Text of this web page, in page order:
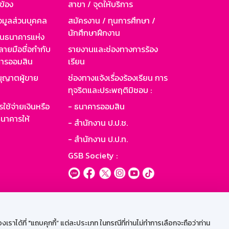
ได้ที่ "แถบคุกกี้” แต่ละประเภท ในกรณีที่ท่านไม่ทำการเลือกจะถือว่าท่าน
อง
มูลส่วนบุคคล
นาคารแห่ง
ายมือชื่อกำกับ
รออมสิน
ญาตผู้ขาย
ช้จ่ายเงินหรือ
คารให้
สาขา / จุดให้บริการ
สมัครงาน / ทุนการศึกษา /
นักศึกษาฝึกงาน
รายงานและช่องทางการร้อง
เรียน
ช่องทางแจ้งเรื่องร้องเรียน การ
ทุจริตและประพฤติมิชอบ :
- ธนาคารออมสิน
- สำนักงาน ป.ป.ช.
- สำนักงาน ป.ป.ท.
GSB Society :